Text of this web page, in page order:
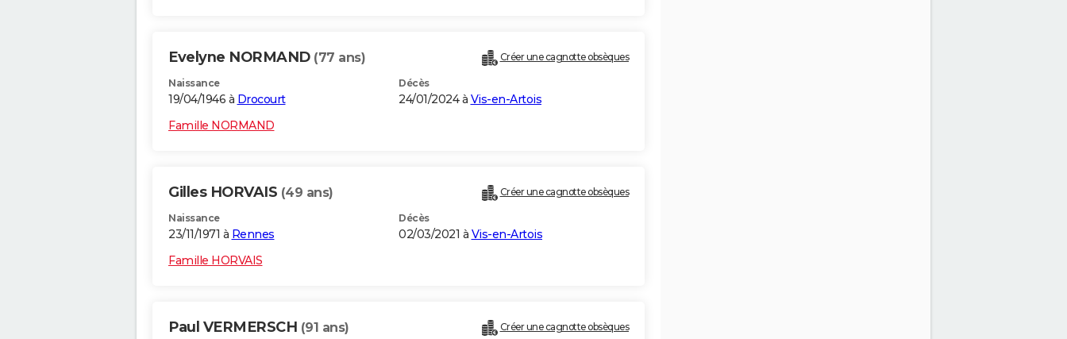
Evelyne NORMAND (77 ans) Créer une cagnotte obsèques
Naissance
19/04/1946 à Drocourt
Décès
24/01/2024 à Vis-en-Artois
Famille NORMAND
Gilles HORVAIS (49 ans) Créer une cagnotte obsèques
Naissance
23/11/1971 à Rennes
Décès
02/03/2021 à Vis-en-Artois
Famille HORVAIS
Paul VERMERSCH (91 ans) Créer une cagnotte obsèques